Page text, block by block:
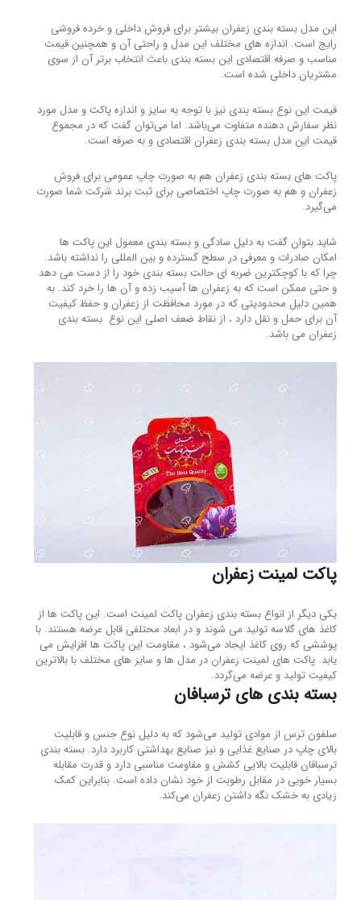
این مدل بسته بندی زعفران بیشتر برای فروش داخلی و خرده فروشی
رایج است. اندازه های مختلف این مدل و راحتی آن و همچنین قیمت
مناسب و صرفه اقتصادی این بسته بندی باعث انتخاب برتر آن از سوی
مشتریان داخلی شده است.
قیمت این نوع بسته بندی نیز با توجه به سایز و اندازه پاکت و مدل مورد
نظر سفارش دهنده متفاوت می‌باشد. اما می‌توان گفت که در مجموع
قیمت این مدل بسته بندی زعفران اقتصادی و به صرفه است.
پاکت های بسته بندی زعفران هم به صورت چاپ عمومی برای فروش
زعفران و هم به صورت چاپ اختصاصی برای ثبت برند شرکت شما صورت
می‌گیرد.
شاید بتوان گفت به دلیل سادگی و بسته بندی معمول این پاکت ها
امکان صادرات و معرفی در سطح گسترده و بین المللی را نداشته باشد.
چرا که با کوچکترین ضربه ای حالت بسته بندی خود را از دست می دهد
و حتی ممکن است که به زعفران ها آسیب زده و آن ها را خرد کند. به
همین دلیل محدودیتی که در مورد محافظت از زعفران و حفظ کیفیت
آن برای حمل و نقل دارد ، از نقاط ضعف اصلی این نوع بسته بندی
زعفران می باشد.
پاکت لمینت زعفران
یکی دیگر از انواع بسته بندی زعفران پاکت لمینت است. این پاکت ها از
کاغذ های گلاسه تولید می شوند و در ابعاد محتلفی قابل عرضه هستند. با
پوششی که روی کاغذ ایجاد می‌شود ، مقاومت این پاکت ها افزایش می
یابد. پاکت های لمینت زعفران در مدل ها و سایز های مختلف با بالاترین
کیفیت تولید و عرضه می‌گردد.
بسته بندی های ترسبافان
سلفون ترس از موادی تولید می‌شود که به دلیل نوع جنس و قابلیت
بالای چاپ در صنایع غذایی و نیز صنایع بهداشتی کاربرد دارد. بسته بندی
ترسبافان قابلیت بالایی کشش و مقاومت مناسبی دارد و قدرت مقابله
بسیار خوبی در مقابل رطوبت از خود نشان داده است. بنابراین کمک
زیادی به خشک نگه داشتن زعفران می‌کند.